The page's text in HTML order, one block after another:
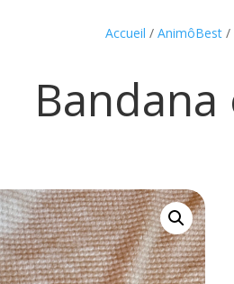
Accueil / AnimôBest/